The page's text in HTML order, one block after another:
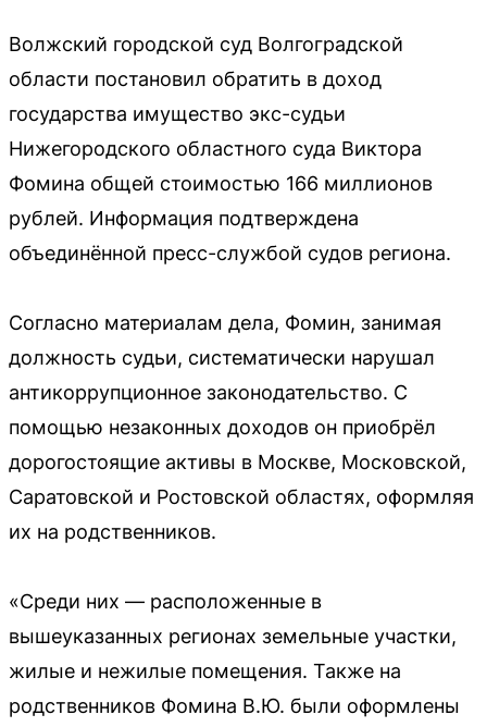
Волжский городской суд Волгоградской
области постановил обратить в доход
государства имущество экс-судьи
Нижегородского областного суда Виктора
Фомина общей стоимостью 166 миллионов
рублей. Информация подтверждена
объединённой пресс-службой судов региона.
Согласно материалам дела, Фомин, занимая
должность судьи, систематически нарушал
антикоррупционное законодательство. С
помощью незаконных доходов он приобрёл
дорогостоящие активы в Москве, Московской,
Саратовской и Ростовской областях, оформляя
их на родственников.
«Среди них — расположенные в
вышеуказанных регионах земельные участки,
жилые и нежилые помещения. Также на
родственников Фомина В.Ю. были оформлены